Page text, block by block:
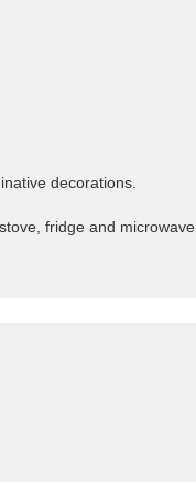
decorations.
fridge and microwave,